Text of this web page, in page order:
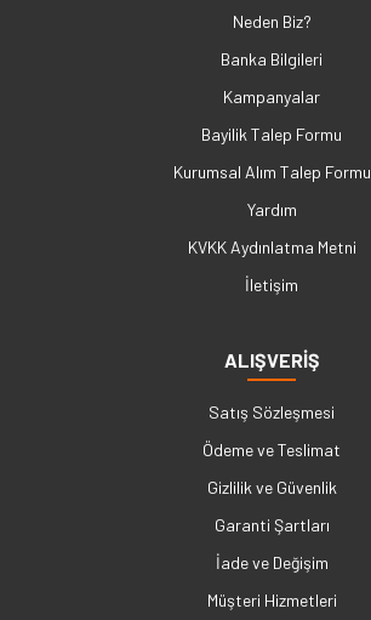
Neden Biz?
Banka Bilgileri
Kampanyalar
Bayilik Talep Formu
Kurumsal Alım Talep Formu
Yardım
KVKK Aydınlatma Metni
İletişim
ALIŞVERİŞ
Satış Sözleşmesi
Ödeme ve Teslimat
Gizlilik ve Güvenlik
Garanti Şartları
İade ve Değişim
Müşteri Hizmetleri